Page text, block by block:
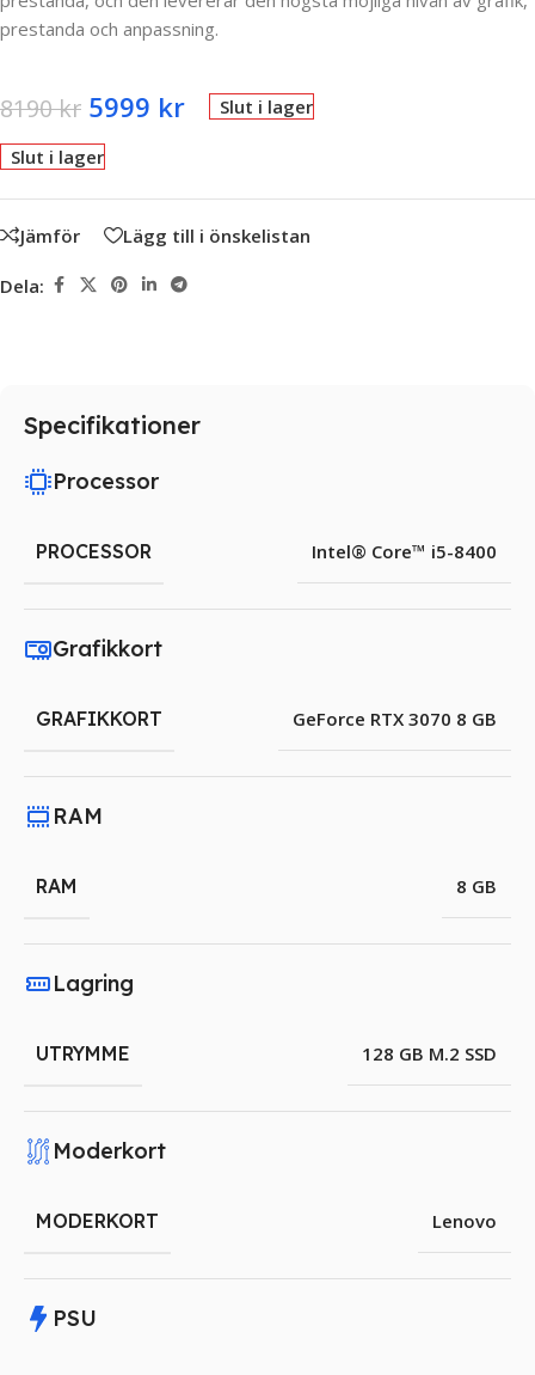
prestanda och anpassning.
8190kr 5999 kr Slut i lager
Slut i lager
Jämför Lägg till i önskelistan
Dela:
Specifikationer
Processor
PROCESSOR Intel® Core™ i5-8400
Grafikkort
GRAFIKKORT GeForce RTX 3070 8 GB
RAM
RAM 8 GB
Lagring
UTRYMME 128 GB M.2 SSD
Moderkort
MODERKORT Lenovo
PSU